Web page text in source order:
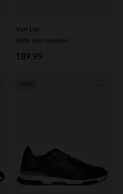
Van Lier
Witte leren sneakers
189.99